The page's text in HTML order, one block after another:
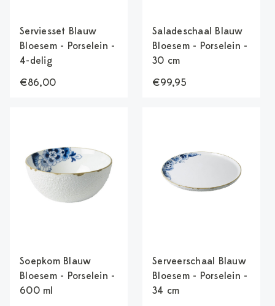
Serviesset Blauw
Bloesem - Porselein -
4-delig
€86,00
Saladeschaal Blauw
Bloesem - Porselein -
30 cm
€99,95
Soepkom Blauw
Bloesem - Porselein -
600 ml
Serveerschaal Blauw
Bloesem - Porselein -
34 cm